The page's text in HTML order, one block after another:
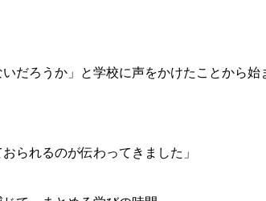
だろうか」と学校に声をかけたことから始
られるのが伝わってきました」